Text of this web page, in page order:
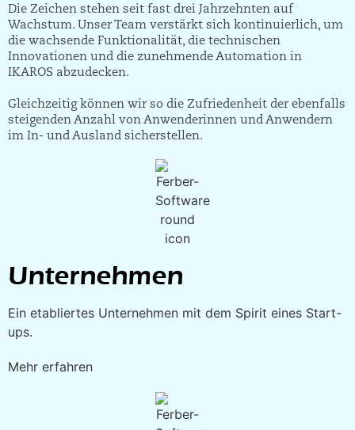
Die Zeichen stehen seit fast drei Jahrzehnten auf
Wachstum. Unser Team verstärkt sich kontinuierlich, um
die wachsende Funktionalität, die technischen
Innovationen und die zunehmende Automation in
IKAROS abzudecken.
Gleichzeitig können wir so die Zufriedenheit der ebenfalls
steigenden Anzahl von Anwenderinnen und Anwendern
im In- und Ausland sicherstellen.
Unter­nehmen
Ein etabliertes Unternehmen mit dem Spirit eines Start-
ups.
Mehr erfahren